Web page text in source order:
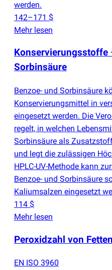
werden.
142–171 $
Mehr lesen
Konservierungsstoffe
Sorbinsäure
Benzoe- und Sorbinsäure
Konservierungsmittel in
eingesetzt werden. Die
regelt, in welchen
Sorbinsäure als
und legt die zulässigen
HPLC-UV-Methode kann
Benzoe- und Sorbinsäure
Kaliumsalzen eingesetzt
114 $
Mehr lesen
Peroxidzahl von
EN ISO 3960